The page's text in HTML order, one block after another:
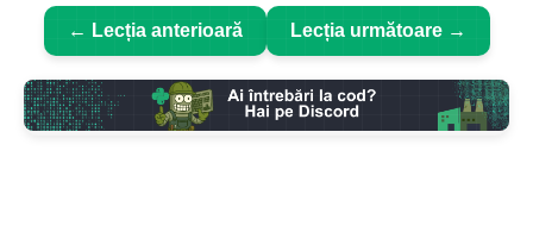
← Lecția anterioară Lecția următoare →